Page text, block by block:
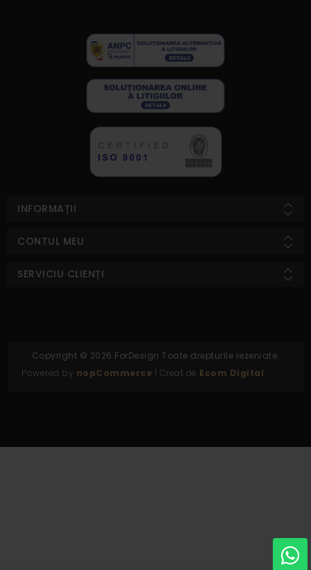
INFORMAȚII
CONTUL MEU
SERVICIU CLIENȚI
Copyright © 2026 ForDesign.Toate drepturile rezervate.
Powered by nopCommerce | Creat de Ecom Digital